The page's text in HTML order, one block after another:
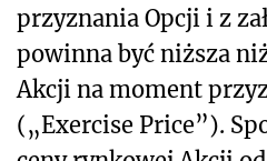
przyznania Opcji i z
powinna być niższa
Akcji na moment
(„Exercise Price”).